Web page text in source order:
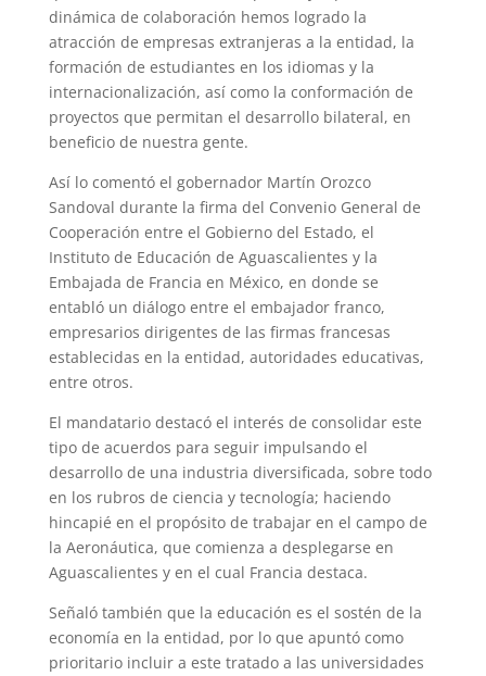
dinámica de colaboración hemos logrado la
atracción de empresas extranjeras a la entidad, la
formación de estudiantes en los idiomas y la
internacionalización, así como la conformación de
proyectos que permitan el desarrollo bilateral, en
beneficio de nuestra gente.
Así lo comentó el gobernador Martín Orozco
Sandoval durante la firma del Convenio General de
Cooperación entre el Gobierno del Estado, el
Instituto de Educación de Aguascalientes y la
Embajada de Francia en México, en donde se
entabló un diálogo entre el embajador franco,
empresarios dirigentes de las firmas francesas
establecidas en la entidad, autoridades educativas,
entre otros.
El mandatario destacó el interés de consolidar este
tipo de acuerdos para seguir impulsando el
desarrollo de una industria diversificada, sobre todo
en los rubros de ciencia y tecnología; haciendo
hincapié en el propósito de trabajar en el campo de
la Aeronáutica, que comienza a desplegarse en
Aguascalientes y en el cual Francia destaca.
Señaló también que la educación es el sostén de la
economía en la entidad, por lo que apuntó como
prioritario incluir a este tratado a las universidades